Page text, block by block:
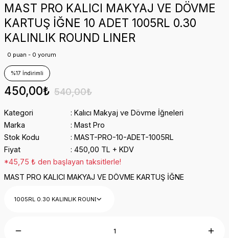
MAST PRO KALICI MAKYAJ VE DÖVME
KARTUŞ İĞNE 10 ADET 1005RL 0.30
KALINLIK ROUND LINER
0 puan - 0 yorum
%17 İndirimli
450,00₺ 540,00₺
Kategori
Kalıcı Makyaj ve Dövme İğneleri
Marka
Mast Pro
Stok Kodu
MAST-PRO-10-ADET-1005RL
Fiyat
450,00 TL + KDV
*45,75 ₺ den başlayan taksitlerle!
MAST PRO KALICI MAKYAJ VE DÖVME KARTUŞ İĞNE